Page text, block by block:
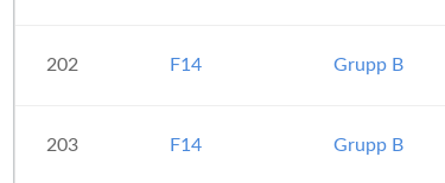
202 F14 Grupp B
203 F14 Grupp B